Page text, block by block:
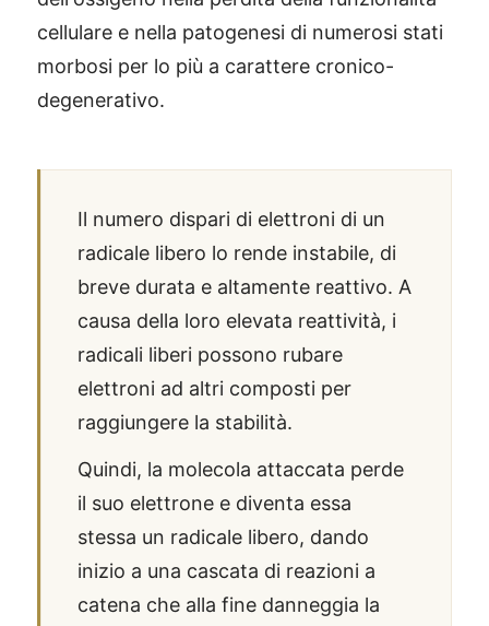
cellulare e nella patogenesi di numerosi stati
morbosi per lo più a carattere cronico-
degenerativo.
Il numero dispari di elettroni di un
radicale libero lo rende instabile, di
breve durata e altamente reattivo. A
causa della loro elevata reattività, i
radicali liberi possono rubare
elettroni ad altri composti per
raggiungere la stabilità.
Quindi, la molecola attaccata perde
il suo elettrone e diventa essa
stessa un radicale libero, dando
inizio a una cascata di reazioni a
catena che alla fine danneggia la